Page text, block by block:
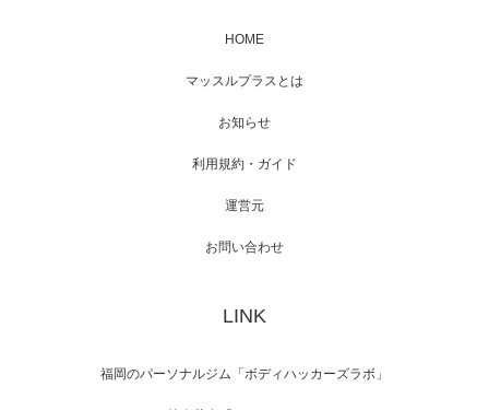
映画「メカバース」舞台挨拶へマッスルプラ
【TV】NHK BS「COOL JAPAN 」にてマッス
「ねとらぼ」さんに…
HOME
マッスルプラスとは
お知らせ
利用規約・ガイド
運営元
お問い合わせ
LINK
福岡のパーソナルジム「ボディハッカーズラボ」